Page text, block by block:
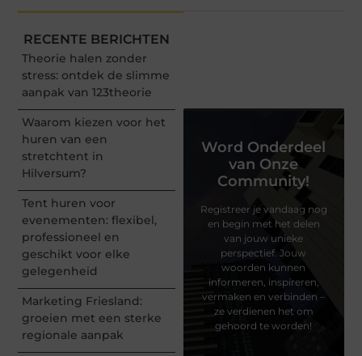
RECENTE BERICHTEN
Theorie halen zonder
stress: ontdek de slimme
aanpak van 123theorie
Waarom kiezen voor het
huren van een
stretchtent in
Hilversum?
Tent huren voor
evenementen: flexibel,
professioneel en
geschikt voor elke
gelegenheid
Marketing Friesland:
groeien met een sterke
regionale aanpak
Word Onderdeel
van Onze
Community!
Registreer je vandaag nog
en begin met het delen
van jouw unieke
perspectief. Jouw
woorden kunnen
informeren, inspireren,
vermaken en verbinden –
ze verdienen het om
gehoord te worden!